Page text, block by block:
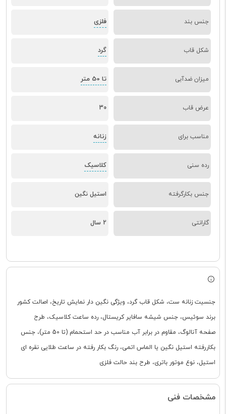
جنس بند فلزی
شکل قاب گرد
میزان ضدآبی تا 50 متر
عرض قاب 30
مناسب برای زنانه
رده سنی کلاسیک
جنس بکارگرفته استیل نگین
گارانتی 2 سال
جنسیت زنانه ست، شکل قاب گرد، ویژگی نگین دار نمایش تاریخ، اصالت کشور
برند سوئیس، جنس شیشه سافایر کریستال، رده ساعت کلاسیک، طرح
صفحه آنالوگ، مقاوم در برابر آب مناسب در حد استحمام (تا 50 متر)، جنس
بکاررفته استیل نگین یا الماس اتمی، رنگ بکار رفته در ساعت طلایی نقره ای
استیل، نوع موتور باتری، طرح بند حالت فلزی
مشخصات فنی